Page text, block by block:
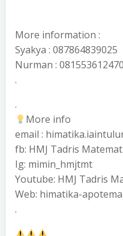
More information :
Syakya : 087864839025
Nurman : 081553612470
.
.
More info
email :
fb: HMJ Tadris
Ig: mimin_hmjtmt
Youtube: HMJ Tadris
Web: himatika-
.